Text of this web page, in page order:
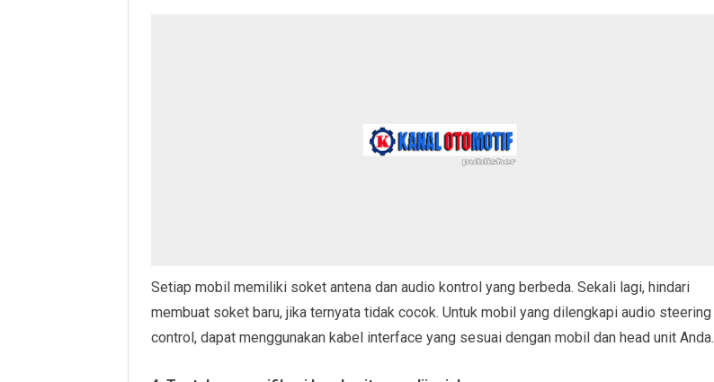
Setiap mobil memiliki soket antena dan audio kontrol yang berbeda. Sekali lagi, hindari
membuat soket baru, jika ternyata tidak cocok. Untuk mobil yang dilengkapi audio steering
control, dapat menggunakan kabel interface yang sesuai dengan mobil dan head unit Anda.